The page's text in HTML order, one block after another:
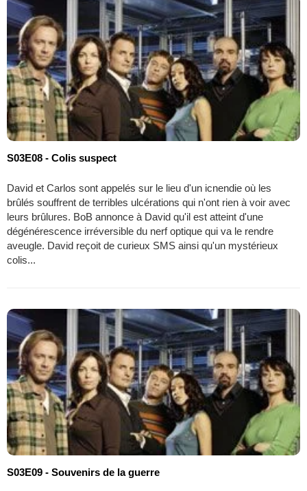
S03E08 - Colis suspect
David et Carlos sont appelés sur le lieu d'un icnendie où les
brûlés souffrent de terribles ulcérations qui n'ont rien à voir avec
leurs brûlures. BoB annonce à David qu'il est atteint d'une
dégénérescence irréversible du nerf optique qui va le rendre
aveugle. David reçoit de curieux SMS ainsi qu'un mystérieux
colis...
S03E09 - Souvenirs de la guerre